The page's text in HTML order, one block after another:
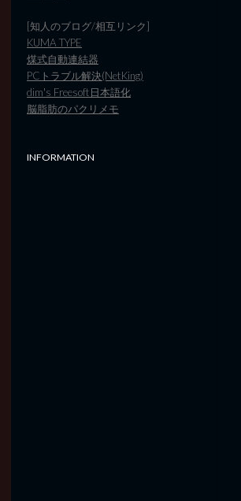
[知人のブログ/相互リンク]
KUMA TYPE
煤式自動連結器
PCトラブル解決(NetKing)
dim's Freesoft日本語化
脳脂肪のパクリメモ
INFORMATION